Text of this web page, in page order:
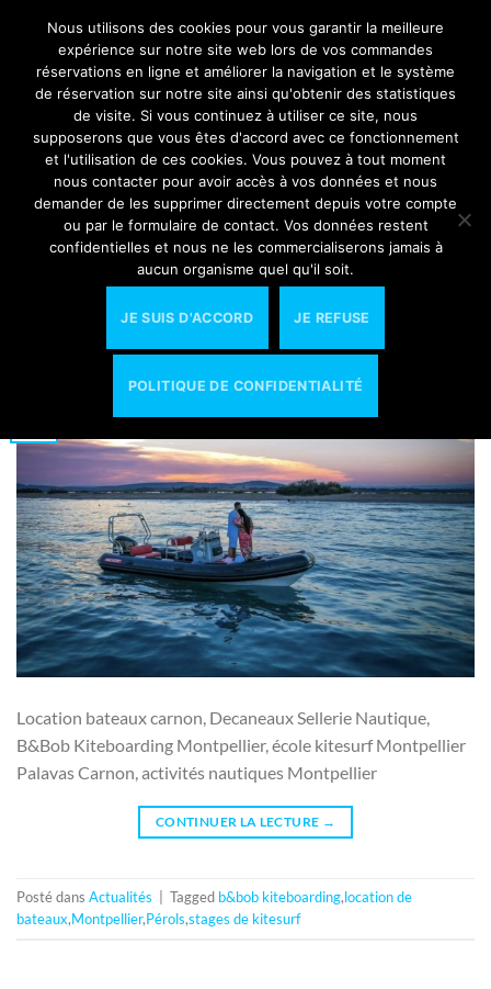
contenu
RESERVATIONS
- -
ARCHIVES PAR TAGS:LOCATION DE BATEAUX
ACTUALITÉS
location de bateaux à Carnon saison 2025
avec Ô Boat
Location bateaux carnon, Decaneaux Sellerie Nautique,
B&Bob Kiteboarding Montpellier, école kitesurf Montpellier
Palavas Carnon, activités nautiques Montpellier
CONTINUER LA LECTURE →
Posté dans Actualités Tagged b&bob kiteboarding,location de
bateaux,Montpellier,Pérols,stages de kitesurf
Nous utilisons des cookies pour vous garantir la meilleure
expérience sur notre site web lors de vos commandes
réservations en ligne et améliorer la navigation et le système
de réservation sur notre site ainsi qu'obtenir des statistiques
de visite. Si vous continuez à utiliser ce site, nous
supposerons que vous êtes d'accord avec ce fonctionnement
et l'utilisation de ces cookies. Vous pouvez à tout moment
nous contacter pour avoir accès à vos données et nous
demander de les supprimer directement depuis votre compte
ou par le formulaire de contact. Vos données restent
confidentielles et nous ne les commercialiserons jamais à
aucun organisme quel qu'il soit.
JE SUIS D'ACCORD JE REFUSE
POLITIQUE DE CONFIDENTIALITÉ